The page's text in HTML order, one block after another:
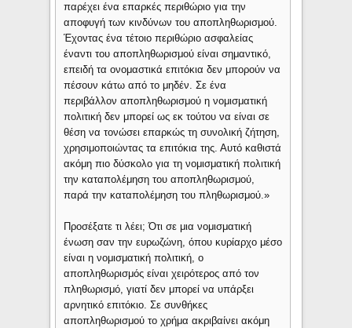
παρέχει ένα επαρκές περιθώριο για την
αποφυγή των κινδύνων του αποπληθωρισμού.
Έχοντας ένα τέτοιο περιθώριο ασφαλείας
έναντι του αποπληθωρισμού είναι σημαντικό,
επειδή τα ονομαστικά επιτόκια δεν μπορούν να
πέσουν κάτω από το μηδέν. Σε ένα
περιβάλλον αποπληθωρισμού η νομισματική
πολιτική δεν μπορεί ως εκ τούτου να είναι σε
θέση να τονώσει επαρκώς τη συνολική ζήτηση,
χρησιμοποιώντας τα επιτόκια της. Αυτό καθιστά
ακόμη πιο δύσκολο για τη νομισματική πολιτική
την καταπολέμηση του αποπληθωρισμού,
παρά την καταπολέμηση του πληθωρισμού.»
Προσέξατε τι λέει; Ότι σε μια νομισματική
ένωση σαν την ευρωζώνη, όπου κυρίαρχο μέσο
είναι η νομισματική πολιτική, ο
αποπληθωρισμός είναι χειρότερος από τον
πληθωρισμό, γιατί δεν μπορεί να υπάρξει
αρνητικό επιτόκιο. Σε συνθήκες
αποπληθωρισμού το χρήμα ακριβαίνει ακόμη